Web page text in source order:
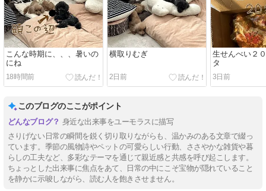
こんな時期に、、、暑いの
にね
18時間前
横取りむぎ
2日前
生せんべい２
タ
3日前
このブログのここがポイント
身近な出来事をユーモラスに描写
さりげない日常の瞬間を鋭く切り取りながらも、温かみのある文章で綴っ
ています。季節の風物詩やペットの可愛らしい行動、ささやかな雑貨や暮
らしの工夫など、多彩なテーマを通じて親近感と共感を呼び起こします。
ちょっとした出来事に焦点をあて、日常の中にこそ宝物が隠れていること
を静かに示唆しながら、読む人を飽きさせません。